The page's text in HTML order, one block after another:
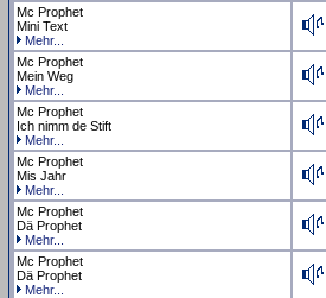
Mc Prophet
Mini Text
Mehr...
Mc Prophet
Mein Weg
Mehr...
Mc Prophet
Ich nimm de Stift
Mehr...
Mc Prophet
Mis Jahr
Mehr...
Mc Prophet
Dä Prophet
Mehr...
Mc Prophet
Dä Prophet
Mehr...